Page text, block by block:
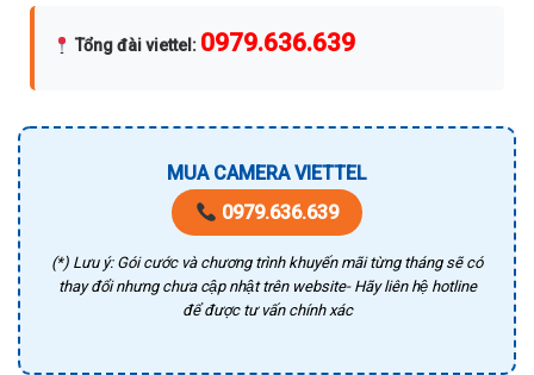
Tổng đài viettel : 0979.636.639
MUA CAMERA VIETTEL
0979.636.639
(*) Lưu ý: Gói cước và chương trình khuyến mãi từng tháng sẽ có
thay đổi nhưng chưa cập nhật trên website- Hãy liên hệ hotline
để được tư vấn chính xác